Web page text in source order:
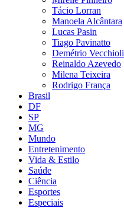
Tácio Lorran
Manoela Alcântara
Lucas Pasin
Tiago Pavinatto
Demétrio Vecchioli
Reinaldo Azevedo
Milena Teixeira
Rodrigo França
Brasil
DF
SP
MG
Mundo
Entretenimento
Vida & Estilo
Saúde
Ciência
Esportes
Especiais